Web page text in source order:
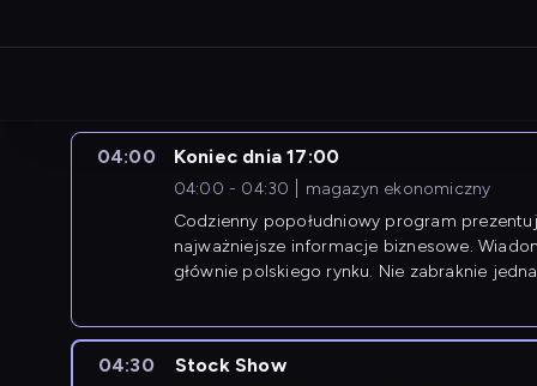
04:00 Koniec dnia 17:00
04:00 - 04:30
magazyn ekonomiczny
Codzienny popołudniowy program
najważniejsze informacje biznesowe.
głównie polskiego rynku. Nie zabraknie
04:30 Stock Show